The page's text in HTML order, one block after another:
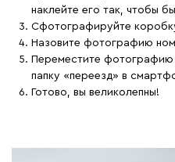
наклейте его так, чтобы
Сфотографируйте
Назовите фотографию
Переместите фотографию
папку «переезд» в
Готово, вы великолепны!